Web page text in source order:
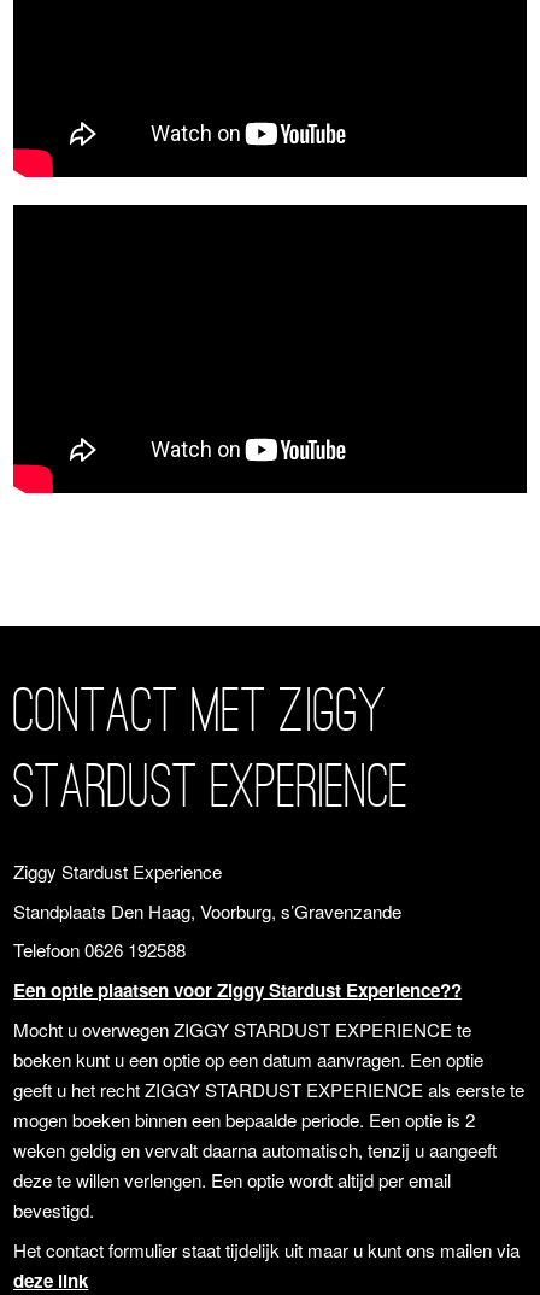
Contact met Ziggy
Stardust Experience
Ziggy Stardust Experience
Standplaats Den Haag, Voorburg, s’Gravenzande
Telefoon 0626 192588
Een optie plaatsen voor Ziggy Stardust Experience??
Mocht u overwegen ZIGGY STARDUST EXPERIENCE te
boeken kunt u een optie op een datum aanvragen. Een optie
geeft u het recht ZIGGY STARDUST EXPERIENCE als eerste te
mogen boeken binnen een bepaalde periode. Een optie is 2
weken geldig en vervalt daarna automatisch, tenzij u aangeeft
deze te willen verlengen. Een optie wordt altijd per email
bevestigd.
Het contact formulier staat tijdelijk uit maar u kunt ons mailen via
deze link